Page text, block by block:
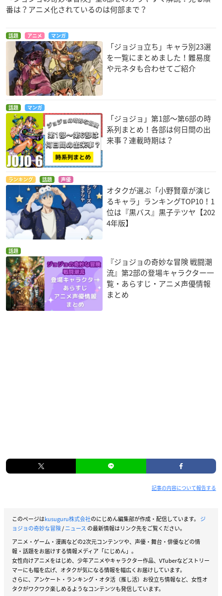
番は？アニメ化されているのは何部まで？
話題 アニメ マンガ
「ジョジョ立ち」キャラ別23選
を一覧にまとめました！難易度
や元ネタも合わせてご紹介
話題 マンガ
「ジョジョ」第1部〜第6部の時
系列まとめ！各部は何日間の出
来事？連載時期は？
ランキング 話題 声優
オタクが選ぶ「小野賢章が演じ
るキャラ」ランキングTOP10！1
位は『黒バス』黒子テツヤ【202
4年版】
話題
『ジョジョの奇妙な冒険 戦闘潮
流』第2部の登場キャラクター一
覧・あらすじ・アニメ声優情報
まとめ
記事の内容について報告する
このページはkusuguru株式会社のにじめん編集部が作成・配信しています。 ジ
ョジョの奇妙な冒険/ニュース の最新情報はリンク先をご覧ください。
アニメ・ゲーム・漫画などの2次元コンテンツや、声優・舞台・俳優などの情
報・話題をお届けする情報メディア「にじめん」。
女性向けアニメをはじめ、少年アニメやキャラクター作品、VTuberなどストリー
マーにも幅を広げ、オタクが気になる情報を幅広くお届けしています。
さらに、アンケート・ランキング・オタ活（推し活）お役立ち情報など、女性オ
タクがワクワク楽しめるようなコンテンツも発信しています。